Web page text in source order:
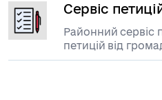
Сервіс
Районний сервіс
петицій від